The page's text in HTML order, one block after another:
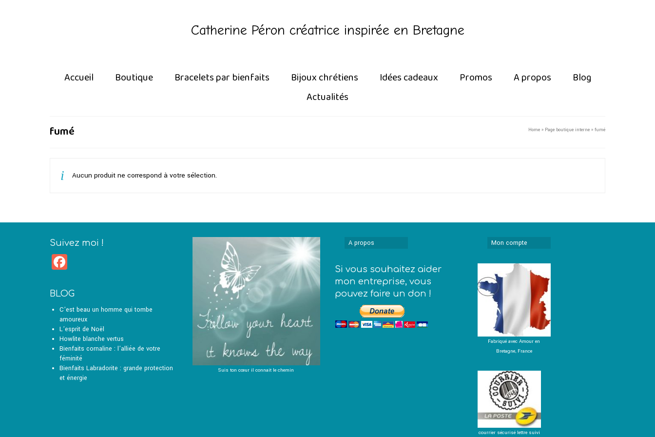
Catherine Péron créatrice inspirée en Bretagne
Accueil Boutique Bracelets par bienfaits Bijoux chrétiens Idées cadeaux Promos A propos
Blog
Actualités
fumé Home » Page boutique interne » fumé
Aucun produit ne correspond à votre sélection.
Suivez moi !
BLOG
C’est beau un homme qui tombe
amoureux
L’esprit de Noël
Howlite blanche vertus
Bienfaits cornaline : l’alliée de votre
féminité
Bienfaits Labradorite : grande protection
et énergie
Suis ton cœur il connait le chemin
A propos
Si vous souhaitez aider
mon entreprise, vous
pouvez faire un don !
Mon compte
Fabriqué avec Amour en
Bretagne, France
courrier sécurisé lettre suivi